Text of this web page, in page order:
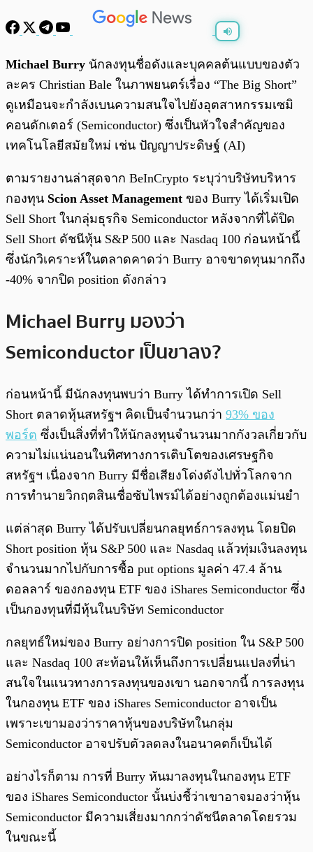
Michael Burry นักลงทุนชื่อดังและบุคคลต้นแบบของตัว
ละคร Christian Bale ในภาพยนตร์เรื่อง “The Big Short”
ดูเหมือนจะกำลังเบนความสนใจไปยังอุตสาหกรรมเซมิ
คอนดักเตอร์ (Semiconductor) ซึ่งเป็นหัวใจสำคัญของ
เทคโนโลยีสมัยใหม่ เช่น ปัญญาประดิษฐ์ (AI)
ตามรายงานล่าสุดจาก BeInCrypto ระบุว่าบริษัทบริหาร
กองทุน Scion Asset Management ของ Burry ได้เริ่มเปิด
Sell Short ในกลุ่มธุรกิจ Semiconductor หลังจากที่ได้ปิด
Sell Short ดัชนีหุ้น S&P 500 และ Nasdaq 100 ก่อนหน้านี้
ซึ่งนักวิเคราะห์ในตลาดคาดว่า Burry อาจขาดทุนมากถึง
-40% จากปิด position ดังกล่าว
Michael Burry มองว่า
Semiconductor เป็นขาลง?
ก่อนหน้านี้ มีนักลงทุนพบว่า Burry ได้ทำการเปิด Sell
Short ตลาดหุ้นสหรัฐฯ คิดเป็นจำนวนกว่า 93% ของ
พอร์ต ซึ่งเป็นสิ่งที่ทำให้นักลงทุนจำนวนมากกังวลเกี่ยวกับ
ความไม่แน่นอนในทิศทางการเติบโตของเศรษฐกิจ
สหรัฐฯ เนื่องจาก Burry มีชื่อเสียงโด่งดังไปทั่วโลกจาก
การทำนายวิกฤตสินเชื่อซับไพรม์ได้อย่างถูกต้องแม่นยำ
แต่ล่าสุด Burry ได้ปรับเปลี่ยนกลยุทธ์การลงทุน โดยปิด
Short position หุ้น S&P 500 และ Nasdaq แล้วทุ่มเงินลงทุน
จำนวนมากไปกับการซื้อ put options มูลค่า 47.4 ล้าน
ดอลลาร์ ของกองทุน ETF ของ iShares Semiconductor ซึ่ง
เป็นกองทุนที่มีหุ้นในบริษัท Semiconductor
กลยุทธ์ใหม่ของ Burry อย่างการปิด position ใน S&P 500
และ Nasdaq 100 สะท้อนให้เห็นถึงการเปลี่ยนแปลงที่น่า
สนใจในแนวทางการลงทุนของเขา นอกจากนี้ การลงทุน
ในกองทุน ETF ของ iShares Semiconductor อาจเป็น
เพราะเขามองว่าราคาหุ้นของบริษัทในกลุ่ม
Semiconductor อาจปรับตัวลดลงในอนาคตก็เป็นได้
อย่างไรก็ตาม การที่ Burry หันมาลงทุนในกองทุน ETF
ของ iShares Semiconductor นั้นบ่งชี้ว่าเขาอาจมองว่าหุ้น
Semiconductor มีความเสี่ยงมากกว่าดัชนีตลาดโดยรวม
ในขณะนี้